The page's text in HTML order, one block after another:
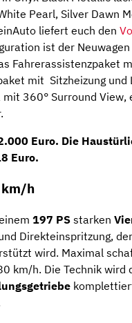
Pearl, Silver Dawn
liefert euch den
ist der
Fahrerassistenzpaket
mit Sitzheizung und
360° Surround View,
Euro. Die
Euro.
km/h
197 PS starken
Direkteinspritzung,
wird. Maximal
km/h. Die Technik